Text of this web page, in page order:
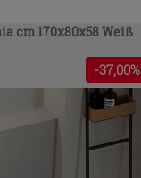
cm 170x80x58 Weiß
-37,00%